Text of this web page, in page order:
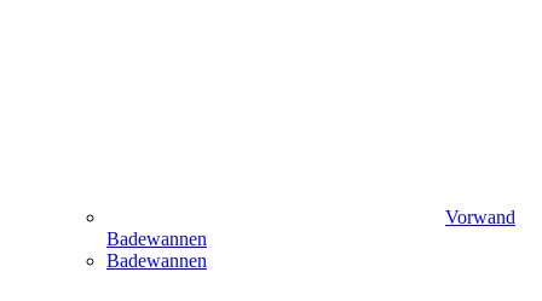
Vorwand
Badewannen
Badewannen